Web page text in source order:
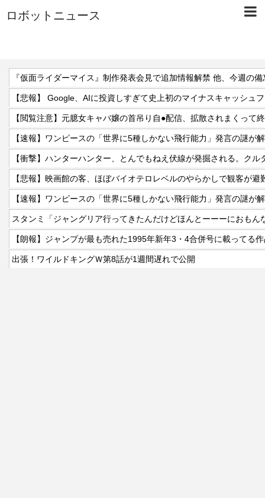
ロボットニュース
【悲報】 Google、AIに投資しすぎて史上初のマイナスキャッシュ
【閲覧注意】元臆女キャバ嬢の首吊り自●配信、拡散されまくって
【速報】ワンピースの「世界に5種しかない飛行能力」発言の謎が
【悲報】映画館の客、ほぼバイオテロレベルのやらかしで観客が避
【速報】ワンピースの「世界に5種しかない飛行能力」発言の謎が
スタンミ「ジャングリア行ってきたんだけどほんとーーーにおもん
【朗報】ジャンプが最も売れた1995年新年3・4合併号に載ってる
出張！ワイルドキングＷ第8話が1週間遅れで公開